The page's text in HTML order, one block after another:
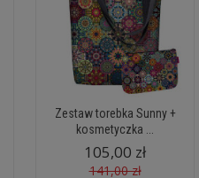
Zestaw torebka Sunny +
kosmetyczka ...
105,00 zł
141,00 zł